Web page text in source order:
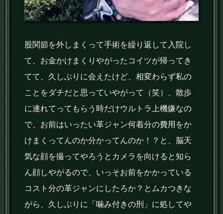
股関節を外しまくって手術を繰り返して入院し
て、お金かけまくりやがったコイツが帰ってき
てて、久しぶりに会えたけど、相変わらず私の
ことをダチだと思っていやがって（笑）、散歩
に連れてってもらう時だけウルトラ上機嫌なの
で、お前はいったい革ジャン何着分の費用をか
けまくってんのか分かってんのか！？と、脳天
気な顔を撮ってやろうとカメラを向けると知ら
ん顔しやがるので、いっそお前をかかっている
コスト分の革ジャンにしたろか？とムカつきな
がら、久しぶりに「噛み付きの刑」に処してや